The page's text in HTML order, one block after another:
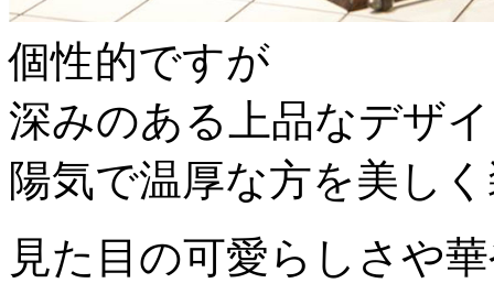
個性的ですが
深みのある上品なデザ
陽気で温厚な方を美し
見た目の可愛らしさや